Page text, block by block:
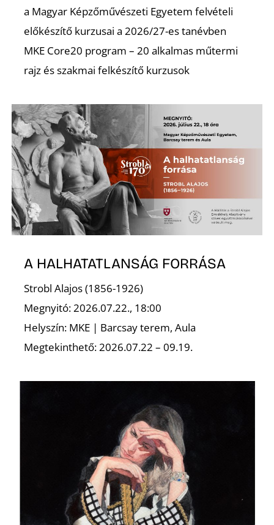
a Magyar Képzőművészeti Egyetem felvételi
előkészítő kurzusai a 2026/27-es tanévben
MKE Core20 program – 20 alkalmas műtermi
rajz és szakmai felkészítő kurzusok
A HALHATATLANSÁG FORRÁSA
Strobl Alajos (1856-1926)
Megnyitó: 2026.07.22., 18:00
Helyszín: MKE | Barcsay terem, Aula
Megtekinthető: 2026.07.22 – 09.19.